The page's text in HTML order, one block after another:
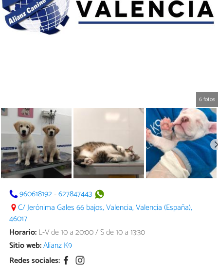
6 fotos
960618192-627847443
C/ Jerónima Gales 66 bajos, Valencia, Valencia (España),
46017
Horario:L-V de 10 a 20:00 / S de 10 a 13:30
Sitio web:Alianz K9
Redes sociales: